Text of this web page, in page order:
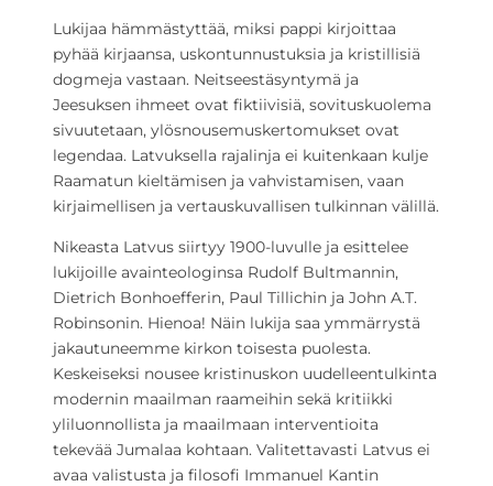
Lukijaa hämmästyttää, miksi pappi kirjoittaa
pyhää kirjaansa, uskontunnustuksia ja kristillisiä
dogmeja vastaan. Neitseestäsyntymä ja
Jeesuksen ihmeet ovat fiktiivisiä, sovituskuolema
sivuutetaan, ylösnousemuskertomukset ovat
legendaa. Latvuksella rajalinja ei kuitenkaan kulje
Raamatun kieltämisen ja vahvistamisen, vaan
kirjaimellisen ja vertauskuvallisen tulkinnan välillä.
Nikeasta Latvus siirtyy 1900-luvulle ja esittelee
lukijoille avainteologinsa Rudolf Bultmannin,
Dietrich Bonhoefferin, Paul Tillichin ja John A.T.
Robinsonin. Hienoa! Näin lukija saa ymmärrystä
jakautuneemme kirkon toisesta puolesta.
Keskeiseksi nousee kristinuskon uudelleentulkinta
modernin maailman raameihin sekä kritiikki
yliluonnollista ja maailmaan interventioita
tekevää Jumalaa kohtaan. Valitettavasti Latvus ei
avaa valistusta ja filosofi Immanuel Kantin